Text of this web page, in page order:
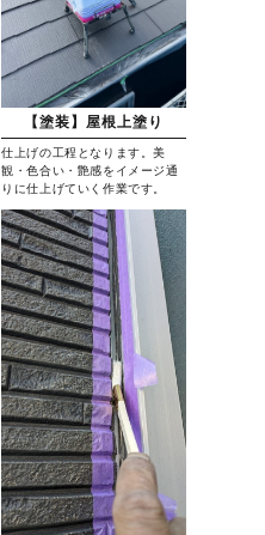
【塗装】屋根上塗り
仕上げの工程となります。美
観・色合い・艶感をイメージ通
りに仕上げていく作業です。